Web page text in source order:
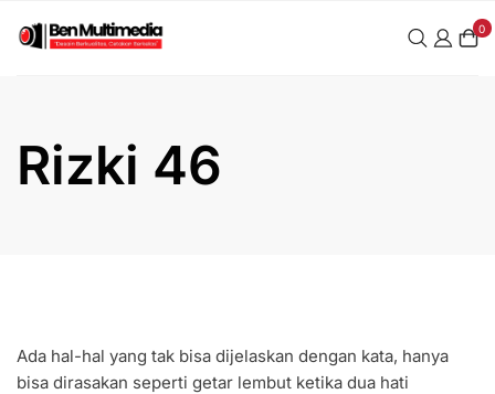
0
Rizki 46
Ada hal-hal yang tak bisa dijelaskan dengan kata, hanya
bisa dirasakan seperti getar lembut ketika dua hati